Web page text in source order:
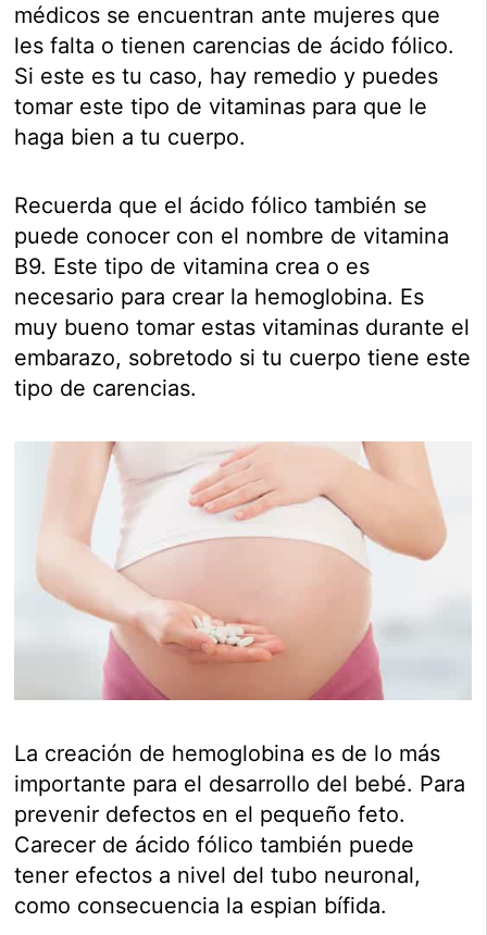
médicos se encuentran ante mujeres que
les falta o tienen carencias de ácido fólico.
Si este es tu caso, hay remedio y puedes
tomar este tipo de vitaminas para que le
haga bien a tu cuerpo.
Recuerda que el ácido fólico también se
puede conocer con el nombre de vitamina
B9. Este tipo de vitamina crea o es
necesario para crear la hemoglobina. Es
muy bueno tomar estas vitaminas durante el
embarazo, sobretodo si tu cuerpo tiene este
tipo de carencias.
La creación de hemoglobina es de lo más
importante para el desarrollo del bebé. Para
prevenir defectos en el pequeño feto.
Carecer de ácido fólico también puede
tener efectos a nivel del tubo neuronal,
como consecuencia la espian bífida.